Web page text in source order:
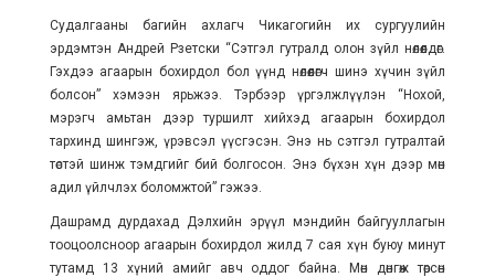
Судалгааны багийн ахлагч Чикагогийн их сургуулийн
эрдэмтэн Андрей Рзетски “Сэтгэл гутралд олон зүйл нөлөөлдөг.
Гэхдээ агаарын бохирдол бол үүнд нөлөөлөгч шинэ хүчин зүйл
болсон” хэмээн ярьжээ. Тэрбээр үргэлжлүүлэн “Нохой,
мэрэгч амьтан дээр туршилт хийхэд агаарын бохирдол
тархинд шингэж, үрэвсэл үүсгэсэн. Энэ нь сэтгэл гутралтай
төстэй шинж тэмдгийг бий болгосон. Энэ бүхэн хүн дээр мөн
адил үйлчлэх боломжтой” гэжээ.
Дашрамд дурдахад Дэлхийн эрүүл мэндийн байгууллагын
тооцоолсноор агаарын бохирдол жилд 7 сая хүн буюу минут
тутамд 13 хүний амийг авч оддог байна. Мөн дөнгөж төрсөн